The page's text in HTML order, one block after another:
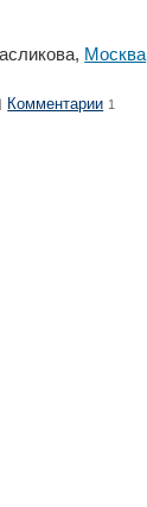
Москва
Комментарии 1